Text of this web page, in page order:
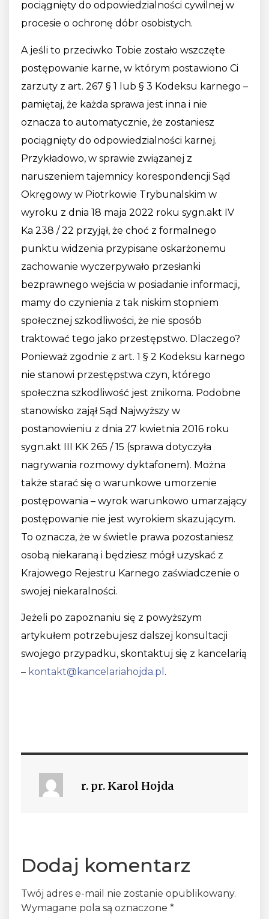
pociągnięty do odpowiedzialności cywilnej w
procesie o ochronę dóbr osobistych.
A jeśli to przeciwko Tobie zostało wszczęte
postępowanie karne, w którym postawiono Ci
zarzuty z art. 267 § 1 lub § 3 Kodeksu karnego –
pamiętaj, że każda sprawa jest inna i nie
oznacza to automatycznie, że zostaniesz
pociągnięty do odpowiedzialności karnej.
Przykładowo, w sprawie związanej z
naruszeniem tajemnicy korespondencji Sąd
Okręgowy w Piotrkowie Trybunalskim w
wyroku z dnia 18 maja 2022 roku sygn.akt IV
Ka 238 / 22 przyjął, że choć z formalnego
punktu widzenia przypisane oskarżonemu
zachowanie wyczerpywało przesłanki
bezprawnego wejścia w posiadanie informacji,
mamy do czynienia z tak niskim stopniem
społecznej szkodliwości, że nie sposób
traktować tego jako przestępstwo. Dlaczego?
Ponieważ zgodnie z art. 1 § 2 Kodeksu karnego
nie stanowi przestępstwa czyn, którego
społeczna szkodliwość jest znikoma. Podobne
stanowisko zajął Sąd Najwyższy w
postanowieniu z dnia 27 kwietnia 2016 roku
sygn.akt III KK 265 / 15 (sprawa dotyczyła
nagrywania rozmowy dyktafonem). Można
także starać się o warunkowe umorzenie
postępowania – wyrok warunkowo umarzający
postępowanie nie jest wyrokiem skazującym.
To oznacza, że w świetle prawa pozostaniesz
osobą niekaraną i będziesz mógł uzyskać z
Krajowego Rejestru Karnego zaświadczenie o
swojej niekaralności.
Jeżeli po zapoznaniu się z powyższym
artykułem potrzebujesz dalszej konsultacji
swojego przypadku, skontaktuj się z kancelarią
– kontakt@kancelariahojda.pl .
r. pr. Karol Hojda
Dodaj komentarz
Twój adres e-mail nie zostanie opublikowany.
Wymagane pola są oznaczone *